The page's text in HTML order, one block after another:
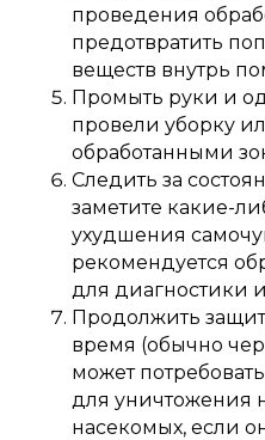
проведения
предотвратить
веществ внутрь
Промыть руки и
провели уборку
обработанными
Следить за
заметите какие-
ухудшения
рекомендуется
для диагностики
Продолжить
время (обычно
может
для уничтожения
насекомых, если